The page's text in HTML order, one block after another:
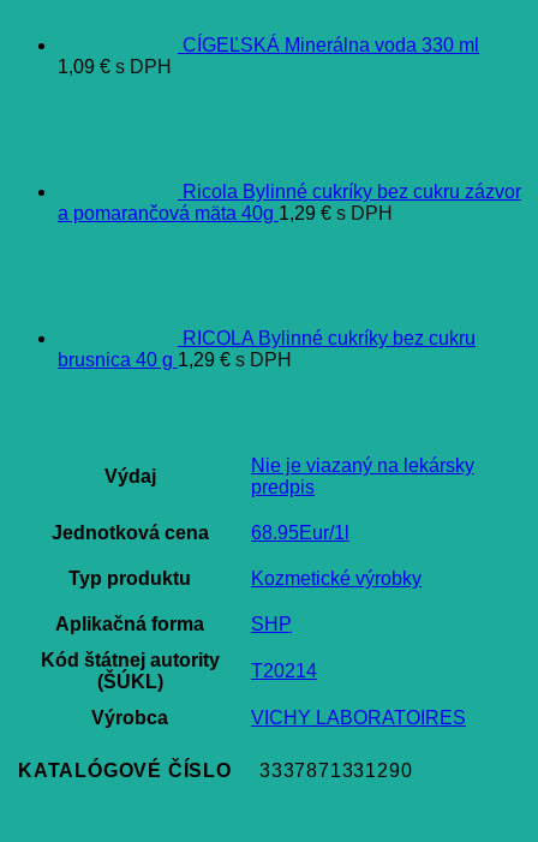
CÍGEĽSKÁ Minerálna voda 330 ml
1,09 € s DPH
Ricola Bylinné cukríky bez cukru zázvor
a pomarančová mäta 40g 1,29 € s DPH
RICOLA Bylinné cukríky bez cukru
brusnica 40 g 1,29 € s DPH
Výdaj
Nie je viazaný na lekársky
predpis
Jednotková cena 68.95Eur/1l
Typ produktu Kozmetické výrobky
Aplikačná forma
SHP
Kód štátnej autority
(ŠÚKL)
T20214
Výrobca VICHY LABORATOIRES
KATALÓGOVÉ ČÍSLO 3337871331290